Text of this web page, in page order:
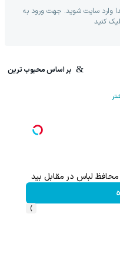
وارد سایت شوید. جهت ورود به
کنید
بر اساس محبوب ترین
محافظ لباس در مقابل بید
›